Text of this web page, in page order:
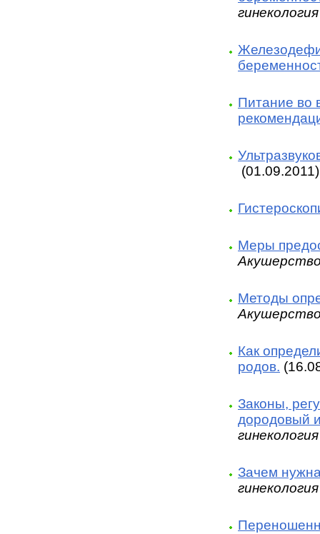
гинекология
Питание во
Меры
Методы
Как
родов.
Законы,
дородовый
гинекология
Зачем
гинекология